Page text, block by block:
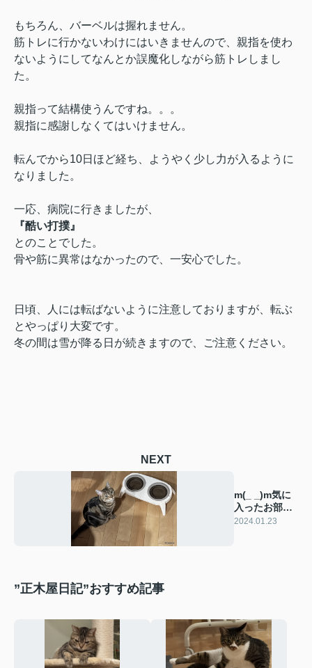
もちろん、バーベルは握れません。
筋トレに行かないわけにはいきませんので、親指を使わ
ないようにしてなんとか誤魔化しながら筋トレしまし
た。
親指って結構使うんですね。。。
親指に感謝しなくてはいけません。
転んでから10日ほど経ち、ようやく少し力が入るように
なりました。
一応、病院に行きましたが、
『酷い打撲』
とのことでした。
骨や筋に異常はなかったので、一安心でした。
日頃、人には転ばないように注意しておりますが、転ぶ
とやっぱり大変です。
冬の間は雪が降る日が続きますので、ご注意ください。
NEXT
m(_ _)m気に
入ったお部屋
はお早めに
2024.01.23
”正木屋日記”おすすめ記事